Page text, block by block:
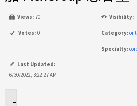
Views: 70 Visibility:
Votes: 0 Category:
Specialty:
Last Updated:
6/30/2022, 3:22:27 AM